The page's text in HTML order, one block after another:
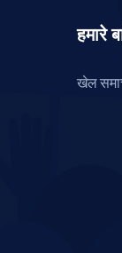
हमारे
खेल